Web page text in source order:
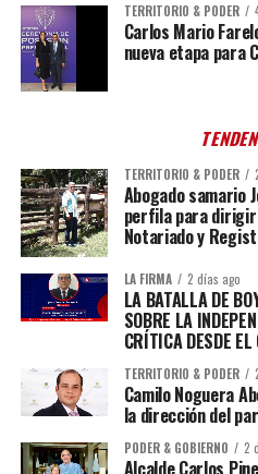
TERRITORIO & PODER
Carlos Mario
nueva etapa para
TERRITORIO & PODER
Abogado samario
perfila para dirigir
Notariado y
LA FIRMA 2 días ago
LA BATALLA DE
SOBRE LA
CRÍTICA DESDE
TERRITORIO & PODER
Camilo Noguera
la dirección del
PODER & GOBIERNO 2
Alcalde Carlos